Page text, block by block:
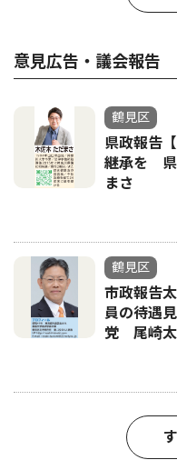
意見広告・議会報告
鶴見区
県政報告
継承を
まさ
鶴見区
市政報告
員の待遇
党 尾崎太